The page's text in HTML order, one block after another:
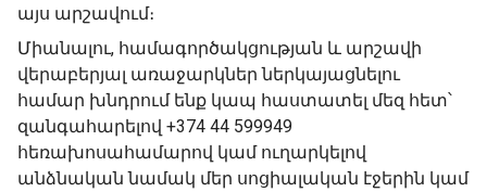
այս արշավում։
Միանալու, համագործակցության և արշավի
վերաբերյալ առաջարկներ ներկայացնելու
համար խնդրում ենք կապ հաստատել մեզ հետ՝
զանգահարելով +374 44 599949
հեռախոսահամարով կամ ուղարկելով
անձնական նամակ մեր սոցիալական էջերին կամ